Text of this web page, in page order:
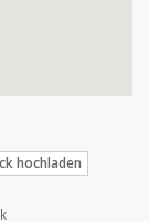
hochladen